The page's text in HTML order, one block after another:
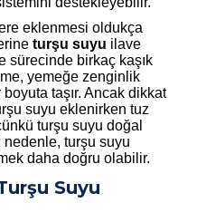
eklenmesi oldukça
turşu suyu ilave
sürecinde birkaç kaşık
yemeğe zenginlik
boyuta taşır. Ancak dikkat
suyu eklenirken tuz
turşu suyu doğal
nedenle, turşu suyu
daha doğru olabilir.
Suyu